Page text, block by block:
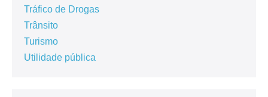
Tráfico de Drogas
Trânsito
Turismo
Utilidade pública